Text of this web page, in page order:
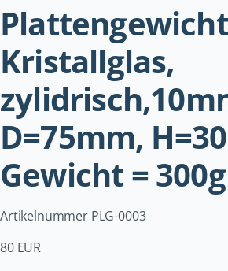
Kristallglas,
D=75mm,
Gewicht = 300g
Artikelnummer PLG-0003
80 EUR